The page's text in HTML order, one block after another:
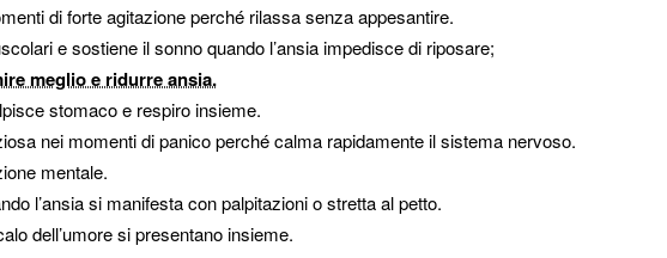
di forte agitazione perché rilassa senza appesantire.
e sostiene il sonno quando l’ansia impedisce di riposare;
meglio e ridurre ansia.
stomaco e respiro insieme.
nei momenti di panico perché calma rapidamente il sistema nervoso.
mentale.
l’ansia si manifesta con palpitazioni o stretta al petto.
dell’umore si presentano insieme.